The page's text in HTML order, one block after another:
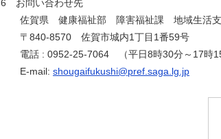
6 お問い合わせ先
佐賀県 健康福祉部 障害福祉課 地域生活支
〒840-8570 佐賀市城内1丁目1番59号
電話 : 0952-25-7064 （平日8時30分～17時15
E-mail: shougaifukushi@pref.saga.lg.jp